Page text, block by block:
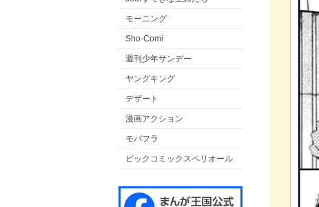
モーニング
Sho-Comi
週刊少年サンデー
ヤングキング
デザート
漫画アクション
モバフラ
ビックコミックスペリオール